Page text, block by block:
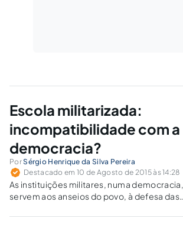
Escola militarizada:
incompatibilidade com a
democracia?
PorSérgio Henrique da Silva Pereira
Destacado em 10 de Agosto de 2015 às 14:28
As instituições militares, numa democracia,
servem aos anseios do povo, à defesa das
golpe militar deve ficar para trás.